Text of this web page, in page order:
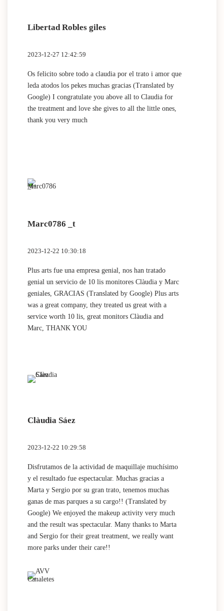
Libertad Robles giles
2023-12-27 12:42:59
Os felicito sobre todo a claudia por el trato i amor que
leda atodos los pekes muchas gracias (Translated by
Google) I congratulate you above all to Claudia for
the treatment and love she gives to all the little ones,
thank you very much
Marc0786 _t
2023-12-22 10:30:18
Plus arts fue una empresa genial, nos han tratado
genial un servicio de 10 lis monitores Clàudia y Marc
geniales, GRACIAS (Translated by Google) Plus arts
was a great company, they treated us great with a
service worth 10 lis, great monitors Clàudia and
Marc, THANK YOU
Clàudia Sáez
2023-12-22 10:29:58
Disfrutamos de la actividad de maquillaje muchísimo
y el resultado fue espectacular. Muchas gracias a
Marta y Sergio por su gran trato, tenemos muchas
ganas de mas parques a su cargo!! (Translated by
Google) We enjoyed the makeup activity very much
and the result was spectacular. Many thanks to Marta
and Sergio for their great treatment, we really want
more parks under their care!!